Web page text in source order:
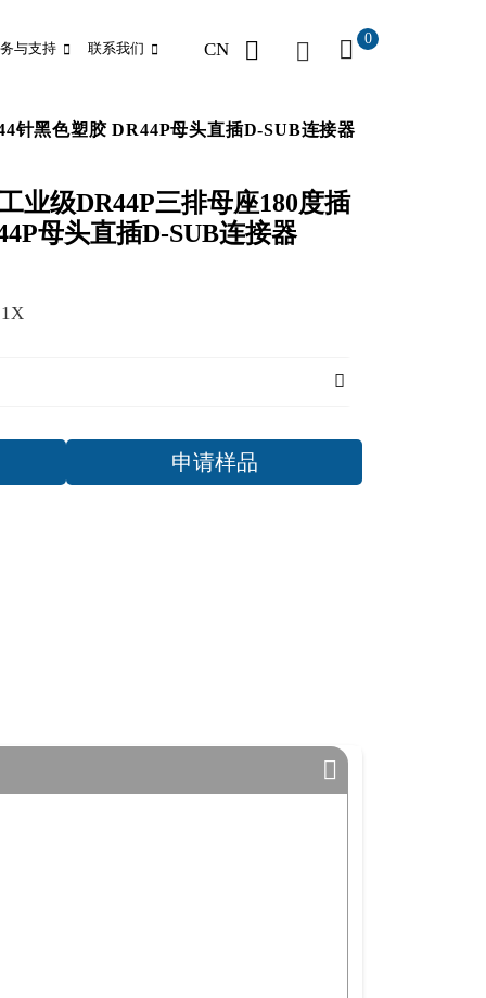
与支持 联系我们 CN
0
针黑色塑胶 DR44P母头直插D-SUB连接器
业级DR44P三排母座180度插
母头直插D-SUB连接器
申请样品